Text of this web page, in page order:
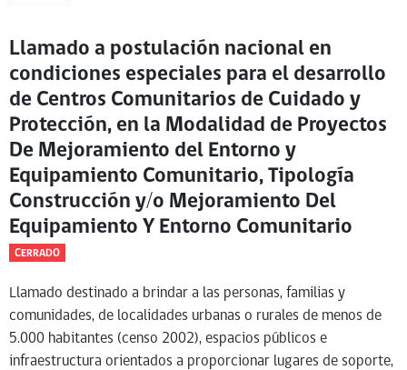
Llamado a postulación nacional en
condiciones especiales para el desarrollo
de Centros Comunitarios de Cuidado y
Protección, en la Modalidad de Proyectos
De Mejoramiento del Entorno y
Equipamiento Comunitario, Tipología
Construcción y/o Mejoramiento Del
Equipamiento Y Entorno Comunitario
CERRADO
Llamado destinado a brindar a las personas, familias y
comunidades, de localidades urbanas o rurales de menos de
5.000 habitantes (censo 2002), espacios públicos e
infraestructura orientados a proporcionar lugares de soporte,